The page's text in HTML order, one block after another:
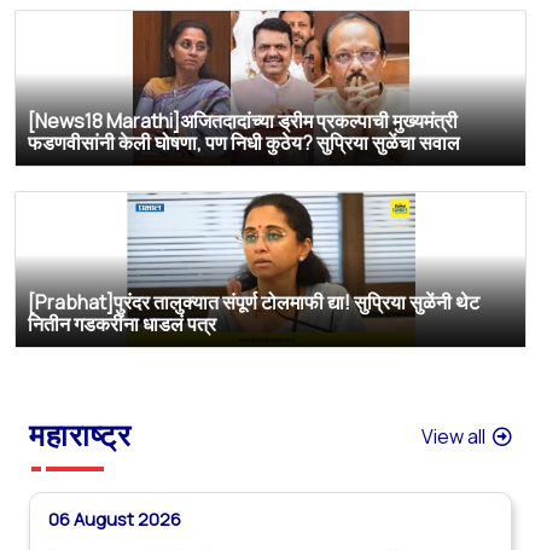
[News18 Marathi]अजितदादांच्या ड्रीम प्रकल्पाची मुख्यमंत्री
फडणवीसांनी केली घोषणा, पण निधी कुठेय? सुप्रिया सुळेंचा सवाल
[Prabhat]पुरंदर तालुक्यात संपूर्ण टोलमाफी द्या! सुप्रिया सुळेंनी थेट
नितीन गडकरींना धाडलं पत्र
महाराष्ट्र View all
06 August 2026